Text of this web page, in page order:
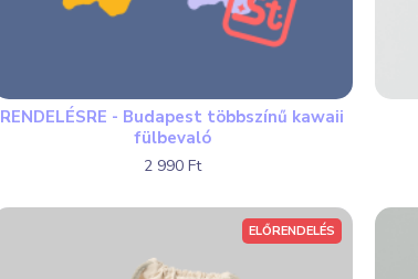
RENDELÉSRE - Budapest többszínű kawaii
fülbevaló
2 990 Ft
ELŐRENDELÉS